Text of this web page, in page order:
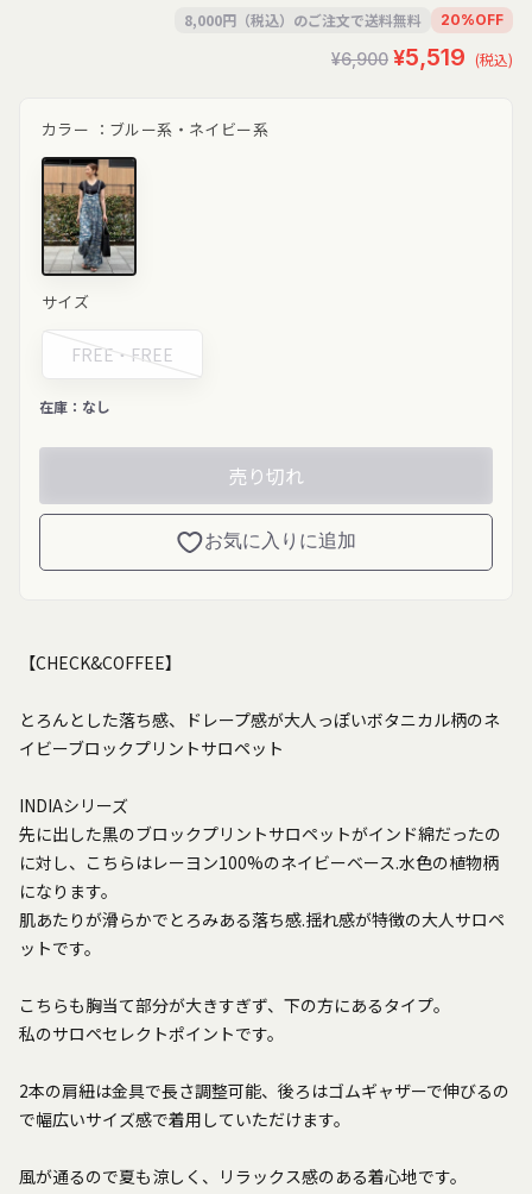
8,000円（税込）のご注文で送料無料 20%OFF
¥6,900 ¥5,519 (税込)
カラー ： ブルー系・ネイビー系
class="product-
picker__image"
width="200"
loading="lazy">
サイズ
FREE・ FREE
在庫： なし
売り切れ
お気に入りに追加
【CHECK&COFFEE】
とろんとした落ち感、ドレープ感が大人っぽいボタニカル柄のネ
イビーブロックプリントサロペット
INDIAシリーズ
先に出した黒のブロックプリントサロペットがインド綿だったの
に対し、こちらはレーヨン100%のネイビーベース.水色の植物柄
になります。
肌あたりが滑らかでとろみある落ち感.揺れ感が特徴の大人サロペ
ットです。
こちらも胸当て部分が大きすぎず、下の方にあるタイプ。
私のサロペセレクトポイントです。
2本の肩紐は金具で長さ調整可能、後ろはゴムギャザーで伸びるの
で幅広いサイズ感で着用していただけます。
風が通るので夏も涼しく、リラックス感のある着心地です。